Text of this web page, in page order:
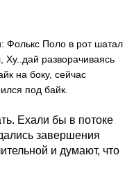
Фолькс Поло в рот шатал
разворачиваясь
на боку, сейчас
под байк.
Ехали бы в потоке
завершения
и думают, что